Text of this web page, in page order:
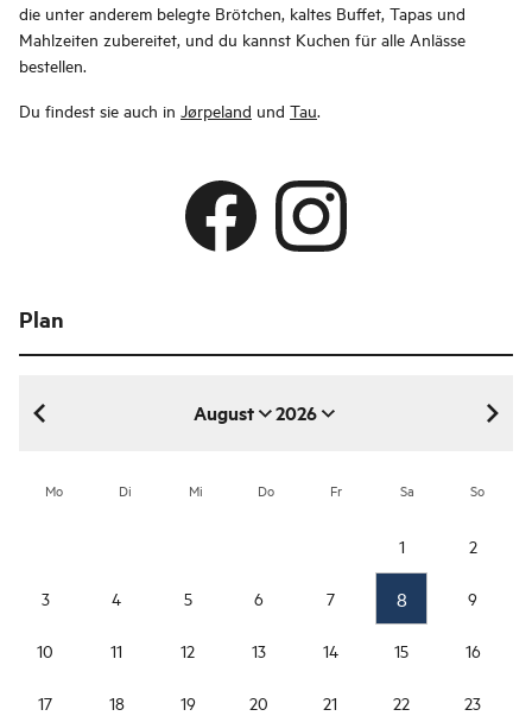
die unter anderem belegte Brötchen, kaltes Buffet, Tapas und
Mahlzeiten zubereitet, und du kannst Kuchen für alle Anlässe
bestellen.
Du findest sie auch in Jørpeland und Tau.
Plan
August 2026
August 2026
Mo Di Mi Do Fr Sa So
1 2
3 4 5 6 7 8 9
10 11 12 13 14 15 16
17 18 19 20 21 22 23